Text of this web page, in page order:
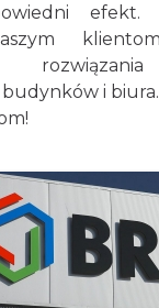
efekt.
i biura.